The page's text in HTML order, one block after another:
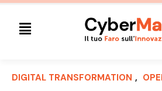
DIGITAL TRANSFORMATION ,